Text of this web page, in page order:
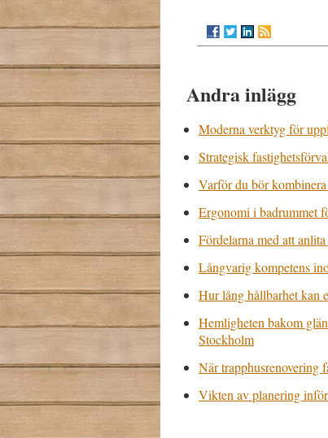
Andra inlägg
Moderna verktyg för
Strategisk
Varför du bör
Ergonomi i badrummet
Fördelarna med att
Långvarig kompetens
Hur lång hållbarhet kan
Hemligheten bakom
Stockholm
När trapphusrenovering
Vikten av planering